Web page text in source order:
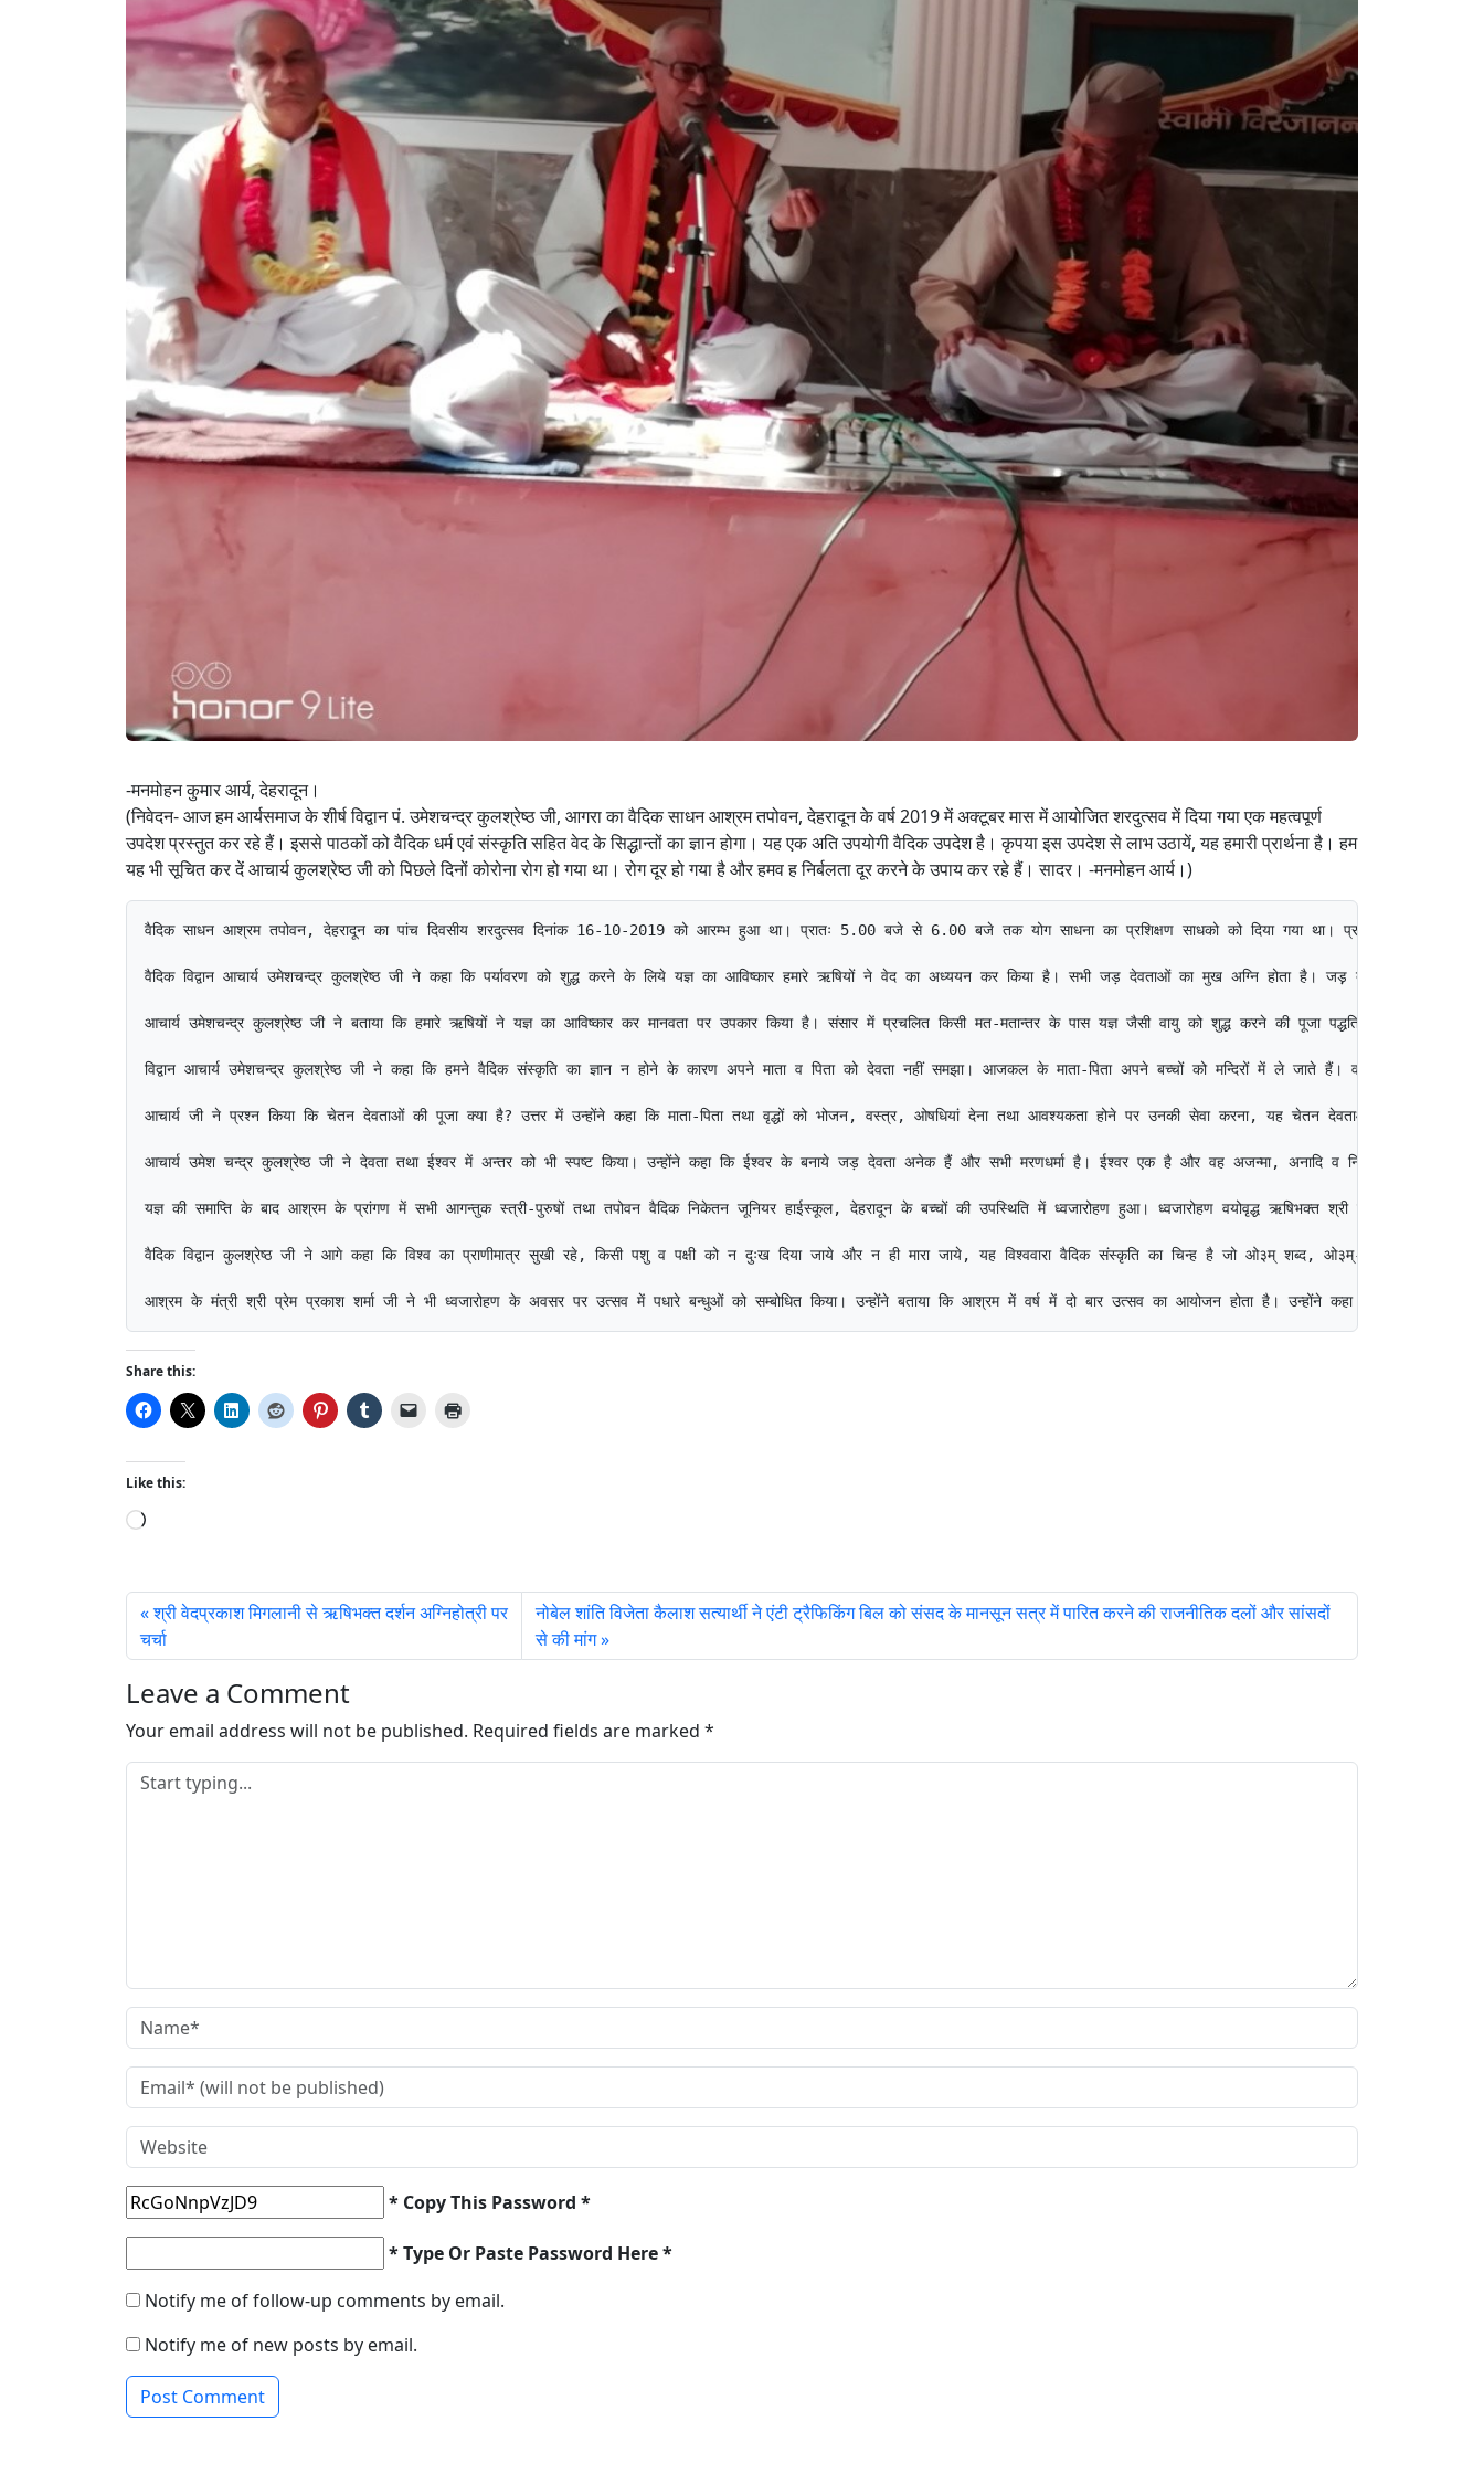
-मनमोहन कुमार आर्य, देहरादून।
(निवेदन- आज हम आर्यसमाज के शीर्ष विद्वान पं. उमेशचन्द्र कुलश्रेष्ठ जी, आगरा का वैदिक साधन आश्रम तपोवन, देहरादून के वर्ष 2019 में अक्टूबर मास में आयोजित शरदुत्सव में दिया गया एक महत्वपूर्ण
उपदेश प्रस्तुत कर रहे हैं। इससे पाठकों को वैदिक धर्म एवं संस्कृति सहित वेद के सिद्धान्तों का ज्ञान होगा। यह एक अति उपयोगी वैदिक उपदेश है। कृपया इस उपदेश से लाभ उठायें, यह हमारी प्रार्थना है। हम
यह भी सूचित कर दें आचार्य कुलश्रेष्ठ जी को पिछले दिनों कोरोना रोग हो गया था। रोग दूर हो गया है और हमव ह निर्बलता दूर करने के उपाय कर रहे हैं। सादर। -मनमोहन आर्य।)
वैदिक साधन आश्रम तपोवन, देहरादून का पांच दिवसीय शरदुत्सव दिनांक 16-10-2019 को आरम्भ हुआ था। प्रातः 5.00 बजे से 6.00 बजे तक योग साधना का प्रशिक्षण साधको को दिया गया था। प्रातः 6.30 बजे से 8.30 बजे तक सन्ध्या एवं यज्ञ सम्पन्न किया गया था। यज्ञ के ब्रह्मा अमृतसर से पधारे पं0 सत्यपाल पथिक जी थे। यज्ञ में मन्त्रोच्चार गुरुकुल पौधा के दो ब्रह्मचारियों द्वारा किया गया था। वृहद-यज्ञ मुख्य यज्ञ-वेदि सहित तीन अन्य वृहद यज्ञकुण्डों में किया गया। कार्यक्रम का संचालन हरिद्वार के आर्य विद्वान श्री शैलेशमुनि सत्यार्थी जी ने बहुत प्रभावशाली रूप में किया। यज्ञ की समाप्ति पर आगरा से पधारे आर्य विद्वान श्री उमेश चन्द्र कुलश्रेष्ठ जी ने यज्ञ पर एक सारगर्भित व्याख्यान दिया। उन्होंने कहा कि हमारा सौभाग्य है कि हम ऋषियों की उपासना की प्रणाली यज्ञ पद्धति से ईश्वर की उपासना करते हैं। उन्होने आगे कहा कि महाभारत युद्ध के बाद आरम्भ भिन्न भिन्न पूजा पद्धतियां आर्यसमाज की वैदिक पद्धति से सर्वथा भिन्न हैं। यजुर्वेद से आपने एक मन्त्र प्रस्तुत कर बताया कि इस मन्त्र में जड़ देवताओं का वर्णन है। उन्होंने कहा कि जल, वायु, सूर्य, चन्द्र, वनस्पति आदि जड़ देवता हैं। यह सब पदार्थ जड़ हैं तथापि इनमें जो दिव्य गुण हैं उनके कारण इन्हें देव कहते हैं। यह सभी पदार्थ हमारे प्राणों की रक्षा करते हैं। वायु, जल, अन्न आदि से हमारे जीवन की रक्षा होती है। यदि सूर्य न हो तो अन्न उत्पन्न नहीं होगा। हम कृषि कार्य करके जो अन्न आदि पदार्थ उत्पन्न करते हैं उसका कारण भी सूर्य, जल, वायु आदि का योगदान
Share this:
Like this:
L
d
i
n
…
श्री वेदप्रकाश मिगलानी से ऋषिभक्त दर्शन अग्निहोत्री पर
चर्चा
नोबेल शांति विजेता कैलाश सत्‍यार्थी ने एंटी ट्रैफिकिंग बिल को संसद के मानसून सत्र में पारित करने की राजनीतिक दलों और सांसदों
से की मांग
Leave a Comment
Your email address will not be published. Required fields are marked *
* Copy This Password *
* Type Or Paste Password Here *
Notify me of follow-up comments by email.
Notify me of new posts by email.